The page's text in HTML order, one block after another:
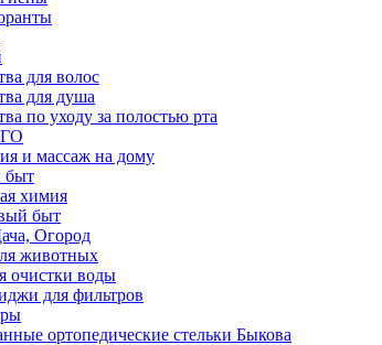
для волос
для душа
по уходу за полостью рта
и массаж на дому
быт
химия
быт
Огород
животных
очистки воды
для фильтров
ортопедические стельки Быкова